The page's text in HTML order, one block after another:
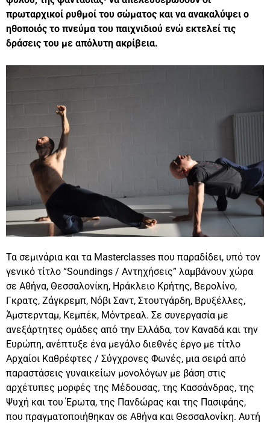
πρωταρχικοί ρυθμοί του σώματος και να ανακαλύψει ο
ηθοποιός το πνεύμα του παιχνιδιού ενώ εκτελεί τις
δράσεις του με απόλυτη ακρίβεια.
Τα σεμινάρια και τα Masterclasses που παραδίδει, υπό τον
γενικό τίτλο “Soundings / Αντηχήσεις” λαμβάνουν χώρα
σε Αθήνα, Θεσσαλονίκη, Ηράκλειο Κρήτης, Βερολίνο,
Γκρατς, Ζάγκρεμπ, Νόβι Σαντ, Στουτγάρδη, Βρυξέλλες,
Άμστερνταμ, Κεμπέκ, Μόντρεαλ. Σε συνεργασία με
ανεξάρτητες ομάδες από την Ελλάδα, τον Καναδά και την
Ευρώπη, ανέπτυξε ένα μεγάλο διεθνές έργο με τίτλο
Αρχαίοι Καθρέφτες / Σύγχρονες Φωνές, μια σειρά από
παραστάσεις γυναικείων μονολόγων με βάση στις
αρχέτυπες μορφές της Μέδουσας, της Κασσάνδρας, της
Ψυχή και του Έρωτα, της Πανδώρας και της Πασιφάης,
που πραγματοποιήθηκαν σε Αθήνα και Θεσσαλονίκη. Αυτή